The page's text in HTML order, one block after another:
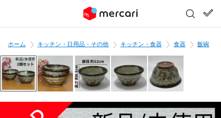
ホーム キッチン・日用品・その他 キッチン・食器 食器 飯碗